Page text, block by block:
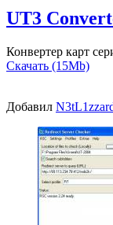
UT3
Конвертер карт
Скачать (15Mb)
Добавил